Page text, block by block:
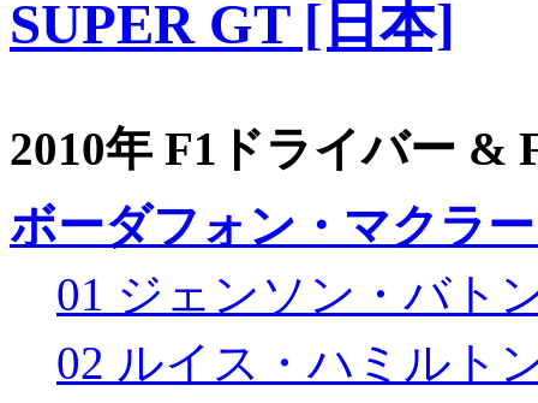
SUPER GT [日本]
2010年 F1ドライバー &
ボーダフォン・マクラ
01 ジェンソン・バト
02 ルイス・ハミルト